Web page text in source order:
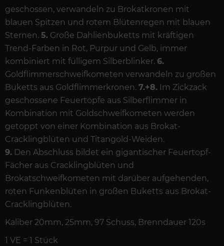
geschossen, verwandeln zu Brokatkronen mit
blauen Spitzen und rotem Blütenregen mit blauen
Sternen. 5. Große Dahlienbuketts mit kräftigen
Trend-Farben in Rot, Purpur und Gelb, immer
kombiniert mit fülligem Silberblinker. 6.
Goldflimmerschweifkometen verwandeln zu großen
Buketts aus Goldflimmerkronen. 7.+8. Im Zickzack
geschossene Feuertöpfe aus Silberflimmer in
Kombination mit Goldschweifkometen werden
getoppt von einer Kombination aus Brokat-
Cracklingblüten und Titangold-Weiden.
9. Den Abschluss bildet ein gigantischer Feuertopf-
Fächer aus Cracklingblüten und
Brokatschweifkometen mit darüber aufgehenden,
roten Funkenblüten in großen Buketts aus Brokat-
Cracklingblüten.
Kaliber 20mm, 25mm, 97 Schuss, Brenndauer 120s
1 VE = 1 Stück